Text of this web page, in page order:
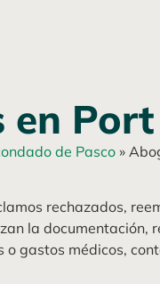
de Pasco »
rechazados,
la
gastos médicos,